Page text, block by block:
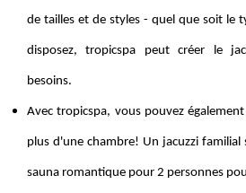
de tailles et de styles - quel que soit le
disposez, tropicspa peut créer le
besoins.
Avec tropicspa, vous pouvez
plus d'une chambre! Un jacuzzi
sauna romantique pour 2 personnes